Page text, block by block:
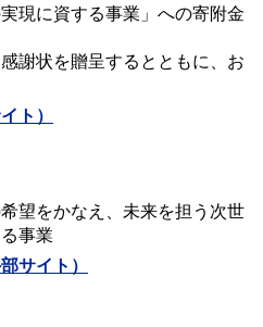
現に資する事業」への寄附金
謝状を贈呈するとともに、お
ト）
望をかなえ、未来を担う次世
事業
サイト）